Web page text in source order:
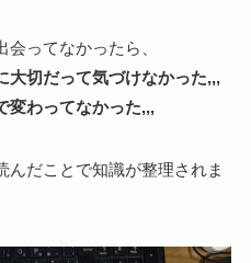
会ってなかったら、
大切だって気づけなかった,,,
変わってなかった,,,
んだことで知識が整理されま